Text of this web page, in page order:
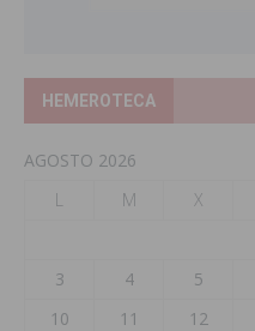
HEMEROTECA
AGOSTO 2026
L
M X
3
4 5
10
11 12